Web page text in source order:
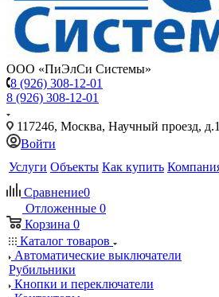
ООО «ПиЭлСи Системы»
8 (926) 308-12-01
8 (926) 308-12-01
117246, Москва, Научный проезд,
Войти
Услуги Объекты Как купить
Сравнение0
Отложенные 0
Корзина 0
Каталог товаров
Автоматические выключатели
Рубильники
Кнопки и переключатели